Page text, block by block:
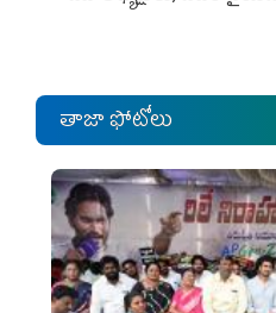
తాజా ఫోటోలు